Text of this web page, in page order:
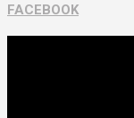
FACEBOOK